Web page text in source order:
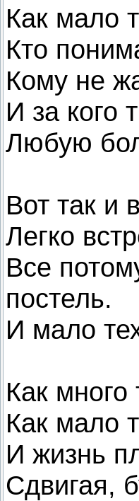
Как мало
Кто
Кому не
И за кого
Любую
Вот так и
Легко
Все
постель.
И мало
Как
Как мало
И жизнь
Сдвигая,